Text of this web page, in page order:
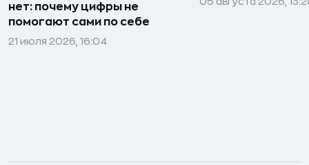
нет: почему цифры не
помогают сами по себе
21 июля 2026, 16:04